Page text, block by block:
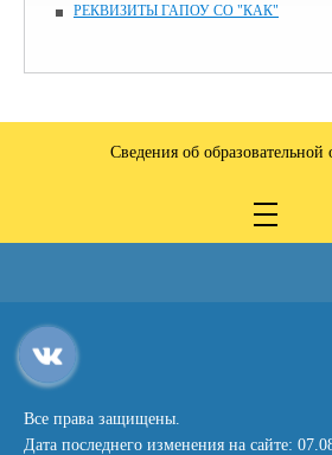
РЕКВИЗИТЫ ГАПОУ СО "КАК"
Сведения об образовательной
Все права защищены.
Дата последнего изменения на сайте: